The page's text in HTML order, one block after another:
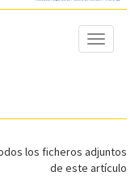
Mostrar
menú
los ficheros adjuntos
de este artículo